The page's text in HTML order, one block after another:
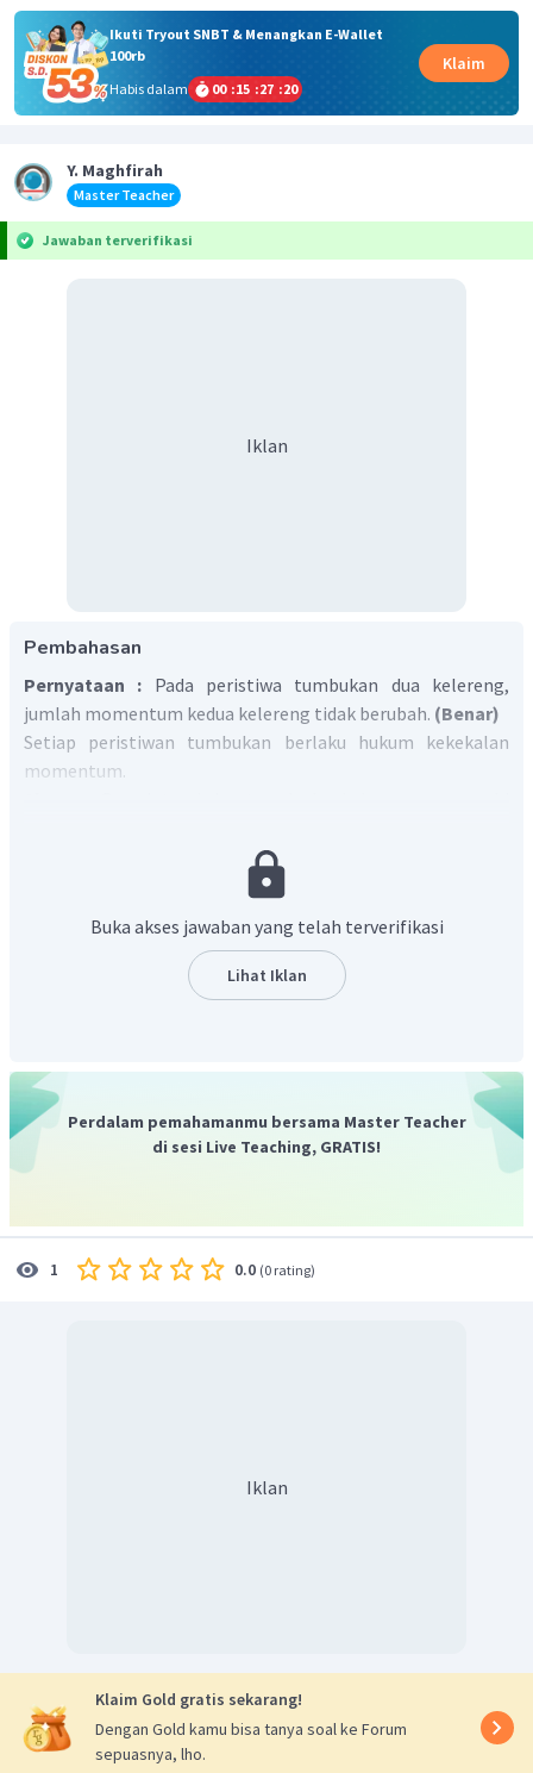
Ikuti Tryout SNBT & Menangkan E-Wallet
100rb
Habis dalam
00 :15 :27 :20
Klaim
Y. Maghfirah
Master Teacher
Jawaban terverifikasi
Iklan
Pembahasan
Pernyataan : Pada peristiwa tumbukan dua kelereng,
jumlah momentum kedua kelereng tidak berubah. (Benar)
Setiap peristiwan tumbukan berlaku hukum kekekalan
momentum.
Hubungan gaya dan momentum adalah
Oleh karena itu, Jawabannya adalah A.
Buka akses jawaban yang telah terverifikasi
Lihat Iklan
Perdalam pemahamanmu bersama Master Teacher
di sesi Live Teaching, GRATIS!
1 0.0 (0 rating)
Iklan
Klaim Gold gratis sekarang!
Dengan Gold kamu bisa tanya soal ke Forum
sepuasnya, lho.